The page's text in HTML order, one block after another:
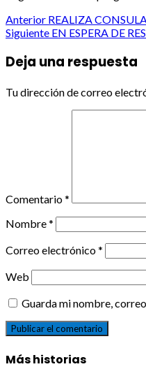
Post
Anterior REALIZA
Siguiente EN ESPERA DE
Deja una respuesta
Tu dirección de correo
Comentario*
Nombre*
Correo electrónico*
Web
Guarda mi nombre,
Más historias